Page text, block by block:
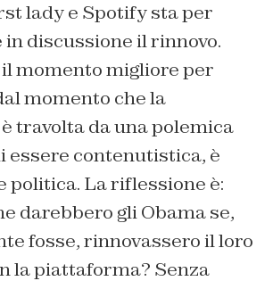
lady e Spotify sta per
in discussione il rinnovo.
momento migliore per
momento che la
travolta da una polemica
essere contenutistica, è
politica. La riflessione è:
darebbero gli Obama se,
fosse, rinnovassero il loro
la piattaforma? Senza